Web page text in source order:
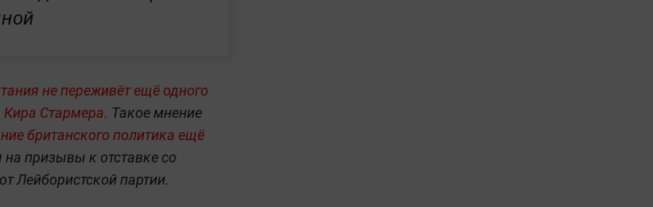
не переживёт ещё одного
Стармера. Такое мнение
британского политика ещё
на призывы к отставке со
Лейбористской партии.